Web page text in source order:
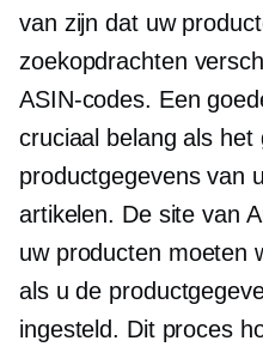
van zijn dat uw
zoekopdrachten
ASIN-codes. Een
cruciaal belang als het
productgegevens van
artikelen. De site van
uw producten moeten
als u de
ingesteld. Dit proces